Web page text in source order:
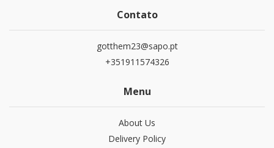
Contato
gotthem23@sapo.pt
+351911574326
Menu
About Us
Delivery Policy